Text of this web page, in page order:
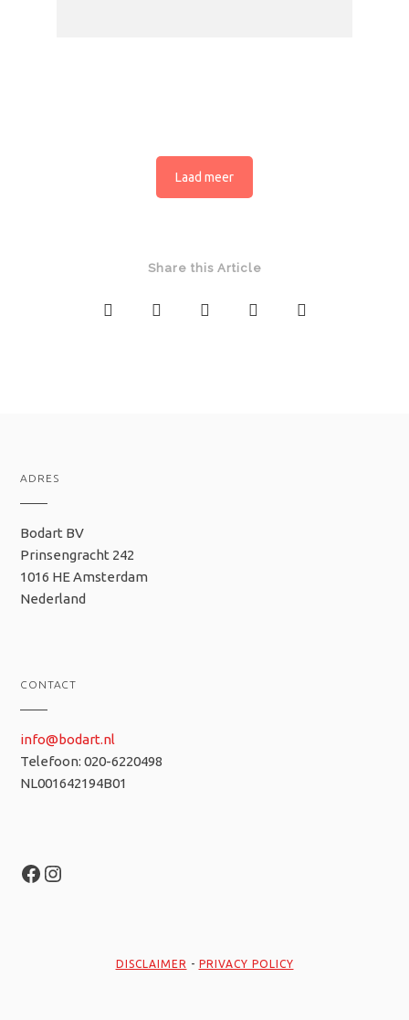
Laad meer
Share this Article
ADRES
Bodart BV
Prinsengracht 242
1016 HE Amsterdam
Nederland
CONTACT
info@bodart.nl
Telefoon: 020-6220498
NL001642194B01
Facebook
Instagram
DISCLAIMER - PRIVACY POLICY